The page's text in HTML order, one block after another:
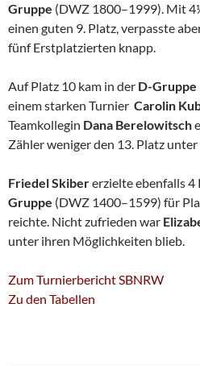
Gruppe (DWZ 1800–1999). Mit
einen guten 9. Platz, verpasste
fünf Erstplatzierten knapp.
Auf Platz 10 kam in der D-Gruppe
einem starken Turnier Carolin
Teamkollegin Dana Berelowitsch
Zähler weniger den 13. Platz
Friedel Skibererzielte ebenfalls 4
Gruppe (DWZ 1400–1599) für
reichte. Nicht zufrieden war
unter ihren Möglichkeiten blieb.
Zum Turnierbericht SBNRW
Zu den Tabellen